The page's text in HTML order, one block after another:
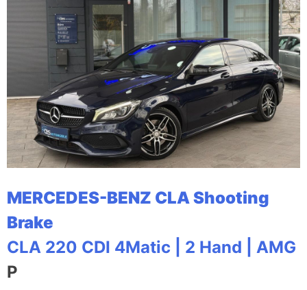
MERCEDES-BENZ CLA Shooting
Brake
CLA 220 CDI 4Matic | 2 Hand | AMG
P